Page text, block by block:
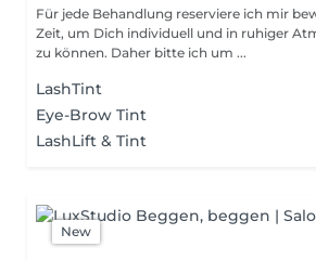
Für jede Behandlung reserviere ich mir
Zeit, um Dich individuell und in ruhiger
zu können. Daher bitte ich um ...
LashTint
Eye-Brow Tint
LashLift & Tint
New